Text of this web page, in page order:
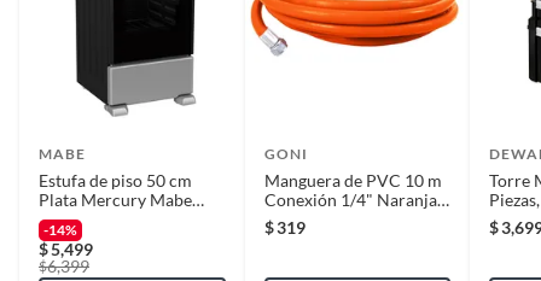
MABE
Estufa de piso 50 cm
Plata Mercury Mabe
EM5030BAIS1
-14%
$5,499
$6,399
GONI
Manguera de PVC 10 m
Conexión 1/4" Naranja
(300Psi)
$319
Torre
$